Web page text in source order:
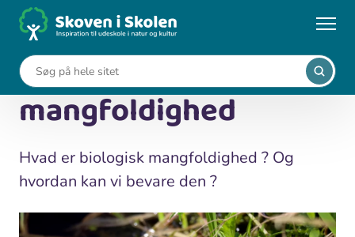
... Leksikon Biologisk mangfoldighed
Biologisk
mangfoldighed
Hvad er biologisk mangfoldighed ? Og
hvordan kan vi bevare den ?